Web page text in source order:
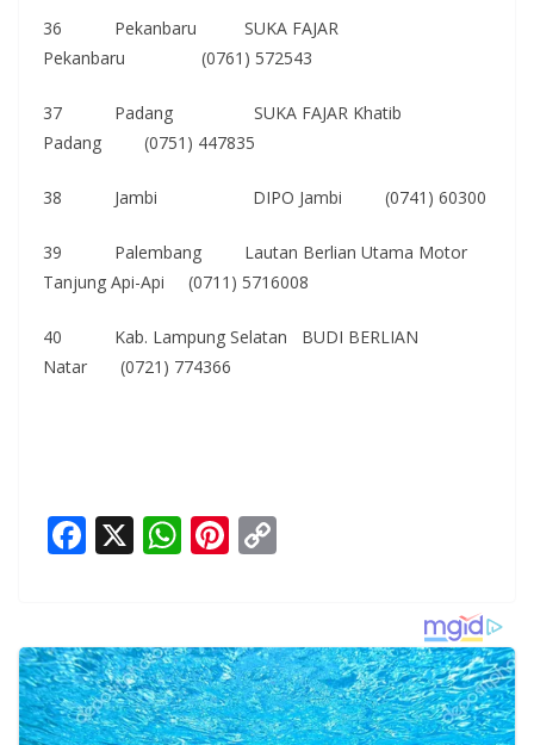
36 Pekanbaru SUKA FAJAR
Pekanbaru (0761) 572543
37 Padang SUKA FAJAR Khatib
Padang (0751) 447835
38 Jambi DIPO Jambi (0741) 60300
39 Palembang Lautan Berlian Utama Motor
Tanjung Api-Api (0711) 5716008
40 Kab. Lampung Selatan BUDI BERLIAN
Natar (0721) 774366
F
b
o
o
X W
s
A
p
Pi
e
st
y
Li
n